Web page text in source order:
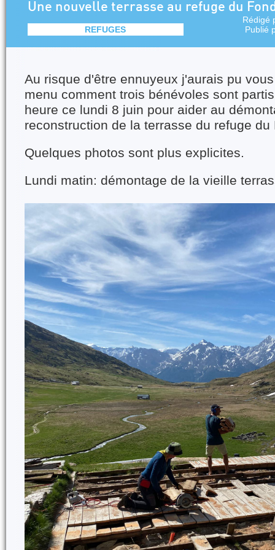
Une nouvelle terrasse au refuge du
REFUGES
Rédigé
Publié
Au risque d'être ennuyeux j'aurais pu
menu comment trois bénévoles sont
heure ce lundi 8 juin pour aider au
reconstruction de la terrasse du refuge du
Quelques photos sont plus explicites.
Lundi matin: démontage de la vieille